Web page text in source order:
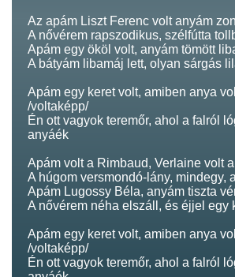
Az apám Liszt Ferenc volt anyám
A nővérem rapszodikus, szélfútta
Apám egy ököl volt, anyám tömött
A bátyám libamáj lett, olyan sárgás
Apám egy keret volt, amiben anya
/voltaképp/
Én ott vagyok teremőr, ahol a falról
anyáék
Apám volt a Rimbaud, Verlaine volt
A húgom versmondó-lány, mindegy,
Apám Lugossy Béla, anyám tiszta
A nővérem néha elszáll, és éjjel egy
Apám egy keret volt, amiben anya
/voltaképp/
Én ott vagyok teremőr, ahol a falról